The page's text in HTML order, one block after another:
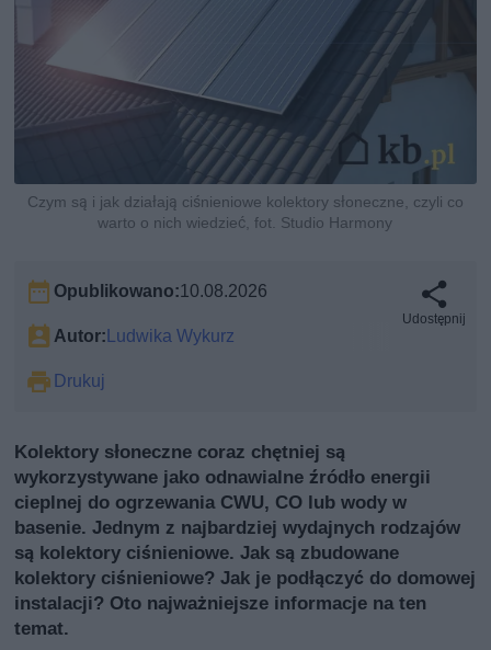
Czym są i jak działają ciśnieniowe kolektory słoneczne, czyli co
warto o nich wiedzieć, fot. Studio Harmony
Opublikowano:10.08.2026
Autor:Ludwika Wykurz
Drukuj
Udostępnij
Kolektory słoneczne coraz chętniej są
wykorzystywane jako odnawialne źródło energii
cieplnej do ogrzewania CWU, CO lub wody w
basenie. Jednym z najbardziej wydajnych rodzajów
są kolektory ciśnieniowe. Jak są zbudowane
kolektory ciśnieniowe? Jak je podłączyć do domowej
instalacji? Oto najważniejsze informacje na ten
temat.